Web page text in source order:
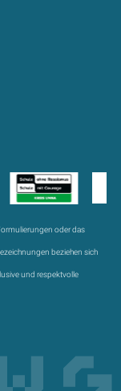
oder das
beziehen sich
und respektvolle